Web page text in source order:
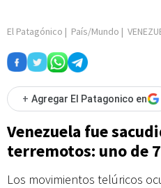
El Patagónico | País/Mundo |
+ Agregar El Patagonico en
Venezuela fue
terremotos: uno de
Los movimientos telúricos